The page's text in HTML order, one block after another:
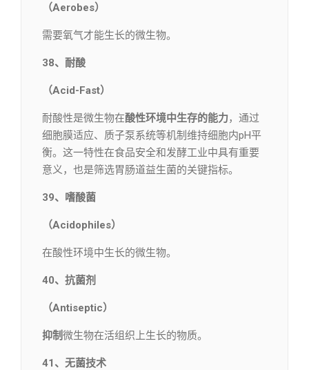
（Aerobes）
需要氧气才能生长的微生物。
38、耐酸
（Acid-Fast）
耐酸性是微生物在酸性环境中生存的能力，通过
细胞膜适应、质子泵系统等机制维持细胞内pH平
衡。这一特性在食品安全和发酵工业中具有重要
意义，也是筛选胃肠道益生菌的关键指标。
39、嗜酸菌
（Acidophiles）
在酸性环境中生长的微生物。
40、抗菌剂
（Antiseptic）
抑制微生物在活组织上生长的物质。
41、无菌技术